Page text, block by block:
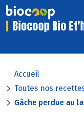
Biocoop Bio
Accueil
Toutes nos
Gâche perdue au